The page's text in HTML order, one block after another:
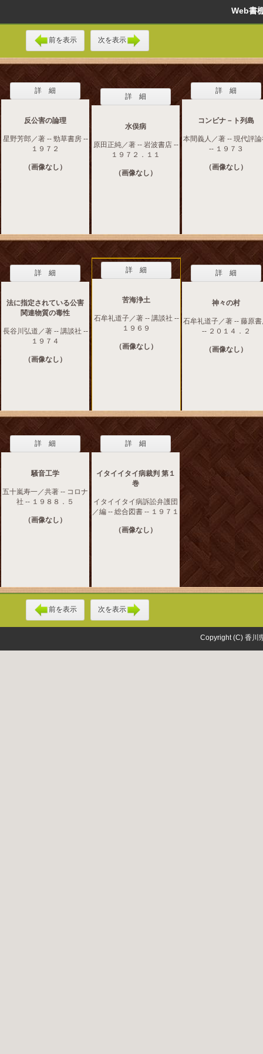
Web
前を表示 次を表示
詳 細
反公害の論理
星野芳郎／著 -- 勁草書房 --
１９７２
（画像なし）
詳 細
水俣病
原田正純／著 -- 岩波書店 --
１９７２．１１
（画像なし）
詳 細
コンビナ－ト列島
本間義人／著 -- 現代評
-- １９７３
（画像なし）
詳 細
法に指定されている公害
関連物質の毒性
長谷川弘道／著 -- 講談社 --
１９７４
（画像なし）
詳 細
苦海浄土
石牟礼道子／著 -- 講談社 --
１９６９
（画像なし）
詳 細
神々の村
石牟礼道子／著 -- 藤原
-- ２０１４．２
（画像なし）
詳 細
騒音工学
五十嵐寿一／共著 -- コロナ
社 -- １９８８．５
（画像なし）
詳 細
イタイイタイ病裁判 第１
巻
イタイイタイ病訴訟弁護団
／編 -- 総合図書 -- １９７１
（画像なし）
前を表示 次を表示
Copyright (C) 香川